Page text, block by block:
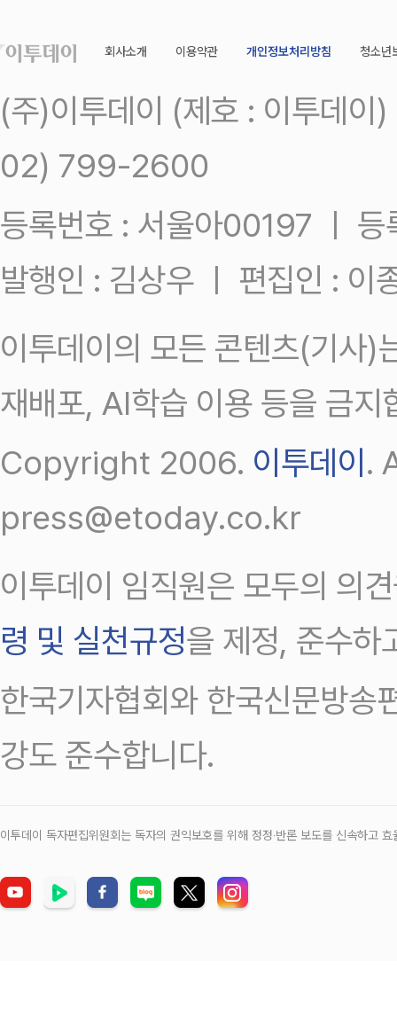
회사소개 이용약관 개인정보처리방침 청소년
(주)이투데이 (제호 : 이투데
02) 799-2600
등록번호 : 서울아00197 ㅣ
발행인 : 김상우 ㅣ 편집인 : 이
이투데이의 모든 콘텐츠(기사)
재배포, AI학습 이용 등을 금지
Copyright 2006. 이투데이.
press@etoday.co.kr
이투데이 임직원은 모두의 의
령 및 실천규정을 제정, 준수하
한국기자협회와 한국신문방송
강도 준수합니다.
이투데이 독자편집위원회는 독자의 권익보호를 위해 정정‧반론 보도를 신속하고